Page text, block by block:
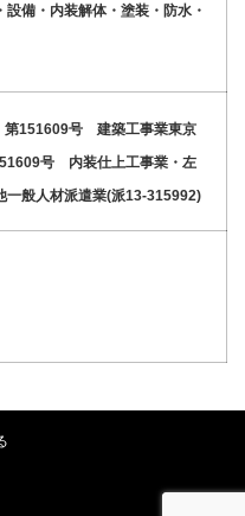
備・内装解体・塗装・防水・
第151609号 建築工事業東京
号 内装仕上工事業・左
一般人材派遣業(派13-315992)